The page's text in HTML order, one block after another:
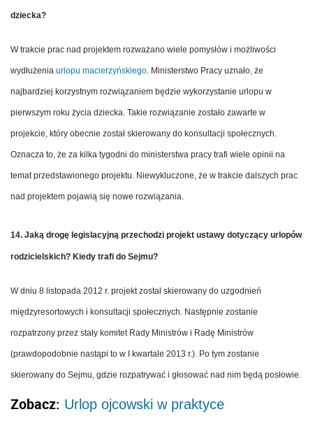
dziecka?
W trakcie prac nad projektem rozważano wiele pomysłów i możliwości
wydłużenia urlopu macierzyńskiego. Ministerstwo Pracy uznało, że
najbardziej korzystnym rozwiązaniem będzie wykorzystanie urlopu w
pierwszym roku życia dziecka. Takie rozwiązanie zostało zawarte w
projekcie, który obecnie został skierowany do konsultacji społecznych.
Oznacza to, że za kilka tygodni do ministerstwa pracy trafi wiele opinii na
temat przedstawionego projektu. Niewykluczone, że w trakcie dalszych prac
nad projektem pojawią się nowe rozwiązania.
14. Jaką drogę legislacyjną przechodzi projekt ustawy dotyczący urlopów
rodzicielskich? Kiedy trafi do Sejmu?
W dniu 8 listopada 2012 r. projekt został skierowany do uzgodnień
międzyresortowych i konsultacji społecznych. Następnie zostanie
rozpatrzony przez stały komitet Rady Ministrów i Radę Ministrów
(prawdopodobnie nastąpi to w I kwartale 2013 r.). Po tym zostanie
skierowany do Sejmu, gdzie rozpatrywać i głosować nad nim będą posłowie.
Zobacz: Urlop ojcowski w praktyce